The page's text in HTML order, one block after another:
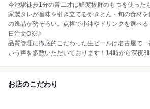
今池駅徒歩1分の青二才は鮮度抜群のもつを使った
家製タレが旨味を引き立てるやきとん・旬の食材
の逸品が勢ぞろい。点棒で小鉢やドリンクを選べ
日注文OK◎
品質管理に徹底的こだわった生ビールは名古屋で
いう声を多数いただいております！14時から深夜3
お店のこだわり